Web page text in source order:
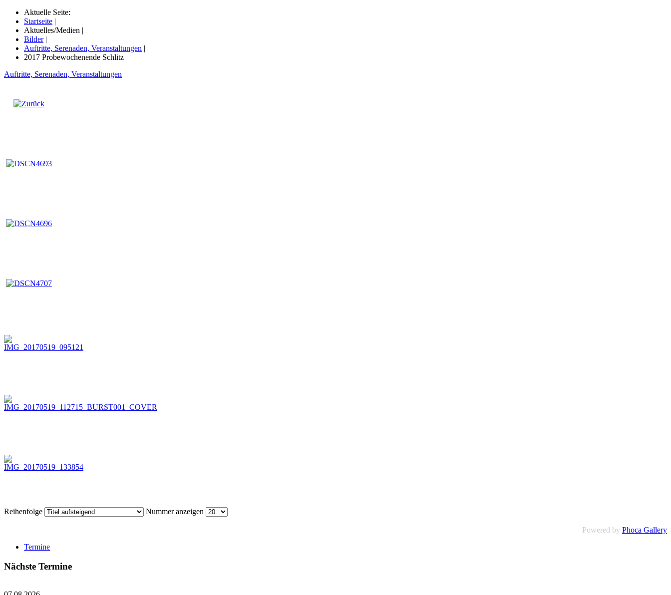
Aktuelle Seite:
Startseite |
Aktuelles/Medien |
Bilder |
Auftritte, Serenaden, Veranstaltungen |
2017 Probewochenende Schlitz
Auftritte, Serenaden, Veranstaltungen
Reihenfolge Nummer anzeigen
Powered by Phoca Gallery
Termine
Nächste Termine